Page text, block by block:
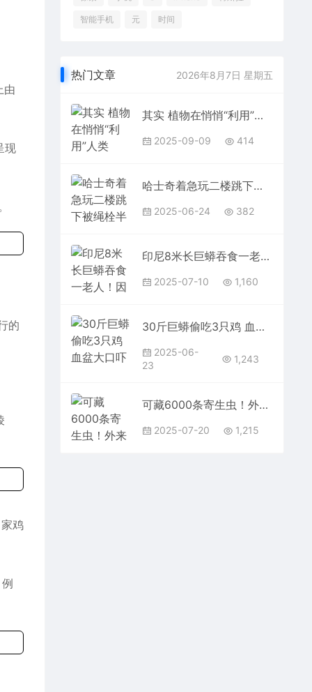
由
现
的
鸡
智能手机 元 时间
热门文章 2026年8月7日 星期五
其实 植物在悄悄“利用”人类
2025-09-09 414
哈士奇着急玩二楼跳下被绳栓半空：差点就勒死
2025-06-24 382
印尼8米长巨蟒吞食一老人！因肚子太大被村民怀疑
2025-07-10 1,160
30斤巨蟒偷吃3只鸡 血盆大口吓得村民连连后退
2025-06-
23
1,243
可藏6000条寄生虫！外来物种福寿螺竟然能吃：曾卖得很贵
2025-07-20 1,215